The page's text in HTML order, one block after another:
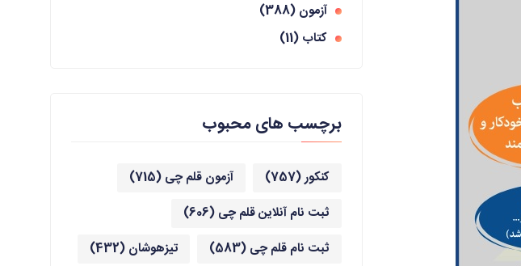
آزمون(388)
کتاب(11)
برچسب های محبوب
کنکور(757) آزمون قلم چی(715)
ثبت نام آنلاین قلم چی(606)
ثبت نام قلم چی(583) تیزهوشان(432)